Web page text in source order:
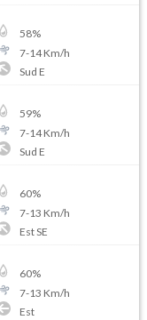
58%
7-14Km/h
Sud E
59%
7-14Km/h
Sud E
60%
7-13 Km/h
Est SE
60%
7-13 Km/h
Est